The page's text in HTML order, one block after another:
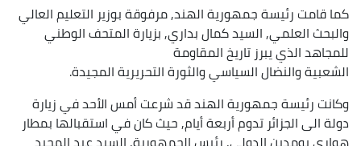
كما قامت رئيسة جمهورية الهند, مرفوقة بوزير التعليم العالي
والبحث العلمي, السيد كمال بداري, بزيارة المتحف الوطني
للمجاهد الذي يبرز تاريخ المقاومة
الشعبية والنضال السياسي والثورة التحريرية المجيدة.
وكانت رئيسة جمهورية الهند قد شرعت أمس الأحد في زيارة
دولة الى الجزائر تدوم أربعة أيام, حيث كان في استقبالها بمطار